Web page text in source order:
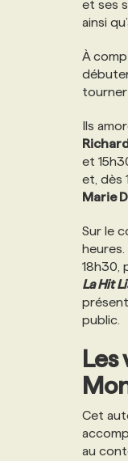
NOS TARIFS
ANNONCEZ
ANNONCEZ
et ses
ainsi
À
tourner
Ils
et
et, dès
Marie
Sur le
18h30,
La Hit
public.
Les
Cet
au